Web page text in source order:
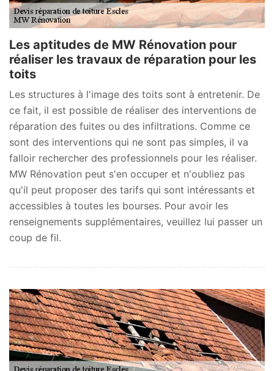
Les aptitudes de MW Rénovation pour
réaliser les travaux de réparation pour les
toits
Les structures à l'image des toits sont à entretenir. De
ce fait, il est possible de réaliser des interventions de
réparation des fuites ou des infiltrations. Comme ce
sont des interventions qui ne sont pas simples, il va
falloir rechercher des professionnels pour les réaliser.
MW Rénovation peut s'en occuper et n'oubliez pas
qu'il peut proposer des tarifs qui sont intéressants et
accessibles à toutes les bourses. Pour avoir les
renseignements supplémentaires, veuillez lui passer un
coup de fil.